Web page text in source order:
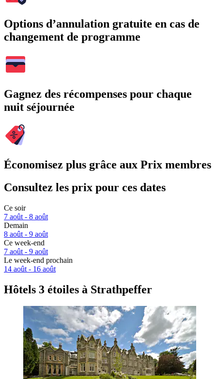
Options d’annulation gratuite en cas de
changement de programme
Gagnez des récompenses pour chaque
nuit séjournée
Économisez plus grâce aux Prix membres
Consultez les prix pour ces dates
Ce soir
7 août - 8 août
Demain
8 août - 9 août
Ce week-end
7 août - 9 août
Le week-end prochain
14 août - 16 août
Hôtels 3 étoiles à Strathpeffer